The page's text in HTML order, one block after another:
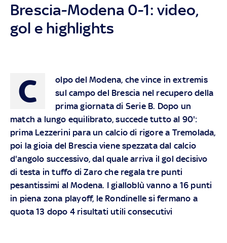
Brescia-Modena 0-1: video,
gol e highlights
C
olpo del Modena, che vince in extremis
sul campo del Brescia nel recupero della
prima giornata di Serie B. Dopo un
match a lungo equilibrato, succede tutto al 90':
prima Lezzerini para un calcio di rigore a Tremolada,
poi la gioia del Brescia viene spezzata dal calcio
d'angolo successivo, dal quale arriva il gol decisivo
di testa in tuffo di Zaro che regala tre punti
pesantissimi al Modena. I gialloblù vanno a 16 punti
in piena zona playoff, le Rondinelle si fermano a
quota 13 dopo 4 risultati utili consecutivi